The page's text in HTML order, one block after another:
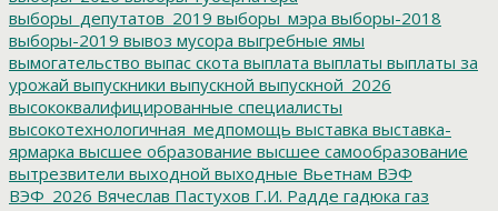
выборы_депутатов_2019 выборы_мэра выборы-2018
выборы-2019 вывоз мусора выгребные ямы
вымогательство выпас скота выплата выплаты выплаты за
урожай выпускники выпускной выпускной_2026
высококвалифицированные специалисты
высокотехнологичная_медпомощь выставка выставка-
ярмарка высшее образование высшее самообразование
вытрезвители выходной выходные Вьетнам ВЭФ
ВЭФ_2026 Вячеслав Пастухов Г.И. Радде гадюка газ